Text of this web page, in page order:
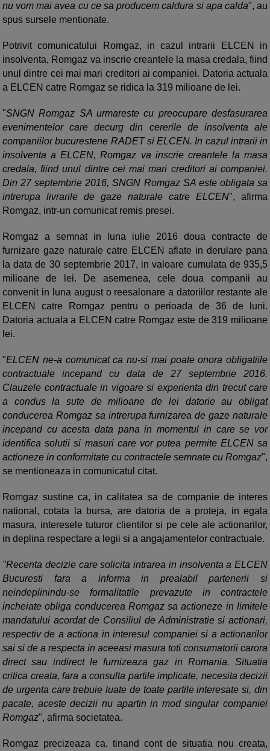
nu vom mai avea cu ce sa producem caldura si apa calda", au
spus sursele mentionate.
Potrivit comunicatului Romgaz, in cazul intrarii ELCEN in
insolventa, Romgaz va inscrie creantele la masa credala, fiind
unul dintre cei mai mari creditori ai companiei. Datoria actuala
a ELCEN catre Romgaz se ridica la 319 milioane de lei.
"SNGN Romgaz SA urmareste cu preocupare desfasurarea
evenimentelor care decurg din cererile de insolventa ale
companiilor bucurestene RADET si ELCEN. In cazul intrarii in
insolventa a ELCEN, Romgaz va inscrie creantele la masa
credala, fiind unul dintre cei mai mari creditori ai companiei.
Din 27 septembrie 2016, SNGN Romgaz SA este obligata sa
intrerupa livrarile de gaze naturale catre ELCEN", afirma
Romgaz, intr-un comunicat remis presei.
Romgaz a semnat in luna iulie 2016 doua contracte de
furnizare gaze naturale catre ELCEN aflate in derulare pana
la data de 30 septembrie 2017, in valoare cumulata de 935,5
milioane de lei. De asemenea, cele doua companii au
convenit in luna august o reesalonare a datoriilor restante ale
ELCEN catre Romgaz pentru o perioada de 36 de luni.
Datoria actuala a ELCEN catre Romgaz este de 319 milioane
lei.
"ELCEN ne-a comunicat ca nu-si mai poate onora obligatiile
contractuale incepand cu data de 27 septembrie 2016.
Clauzele contractuale in vigoare si experienta din trecut care
a condus la sute de milioane de lei datorie au obligat
conducerea Romgaz sa intrerupa furnizarea de gaze naturale
incepand cu acesta data pana in momentul in care se vor
identifica solutii si masuri care vor putea permite ELCEN sa
actioneze in conformitate cu contractele semnate cu Romgaz",
se mentioneaza in comunicatul citat.
Romgaz sustine ca, in calitatea sa de companie de interes
national, cotata la bursa, are datoria de a proteja, in egala
masura, interesele tuturor clientilor si pe cele ale actionarilor,
in deplina respectare a legii si a angajamentelor contractuale.
"Recenta decizie care solicita intrarea in insolventa a ELCEN
Bucuresti fara a informa in prealabil partenerii si
neindeplinindu-se formalitatile prevazute in contractele
incheiate obliga conducerea Romgaz sa actioneze in limitele
mandatului acordat de Consiliul de Administratie si actionari,
respectiv de a actiona in interesul companiei si a actionarilor
sai si de a respecta in aceeasi masura toti consumatorii carora
direct sau indirect le furnizeaza gaz in Romania. Situatia
critica creata, fara a consulta partile implicate, necesita decizii
de urgenta care trebuie luate de toate partile interesate si, din
pacate, aceste decizii nu apartin in mod singular companiei
Romgaz", afirma societatea.
Romgaz precizeaza ca, tinand cont de situatia nou creata,